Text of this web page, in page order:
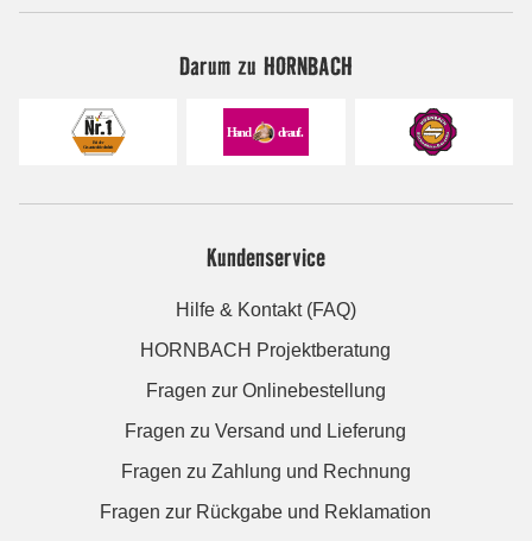
Darum zu HORNBACH
Kundenservice
Hilfe & Kontakt (FAQ)
HORNBACH Projektberatung
Fragen zur Onlinebestellung
Fragen zu Versand und Lieferung
Fragen zu Zahlung und Rechnung
Fragen zur Rückgabe und Reklamation